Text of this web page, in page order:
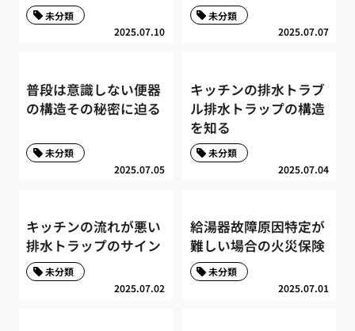
2025.07.10
未分類
2025.07.07
未分類
普段は意識しない便器
の構造その秘密に迫る
2025.07.05
未分類
キッチンの排水トラブ
ル排水トラップの構造
を知る
2025.07.04
未分類
キッチンの流れが悪い
排水トラップのサイン
2025.07.02
未分類
給湯器故障原因特定が
難しい場合の火災保険
2025.07.01
未分類